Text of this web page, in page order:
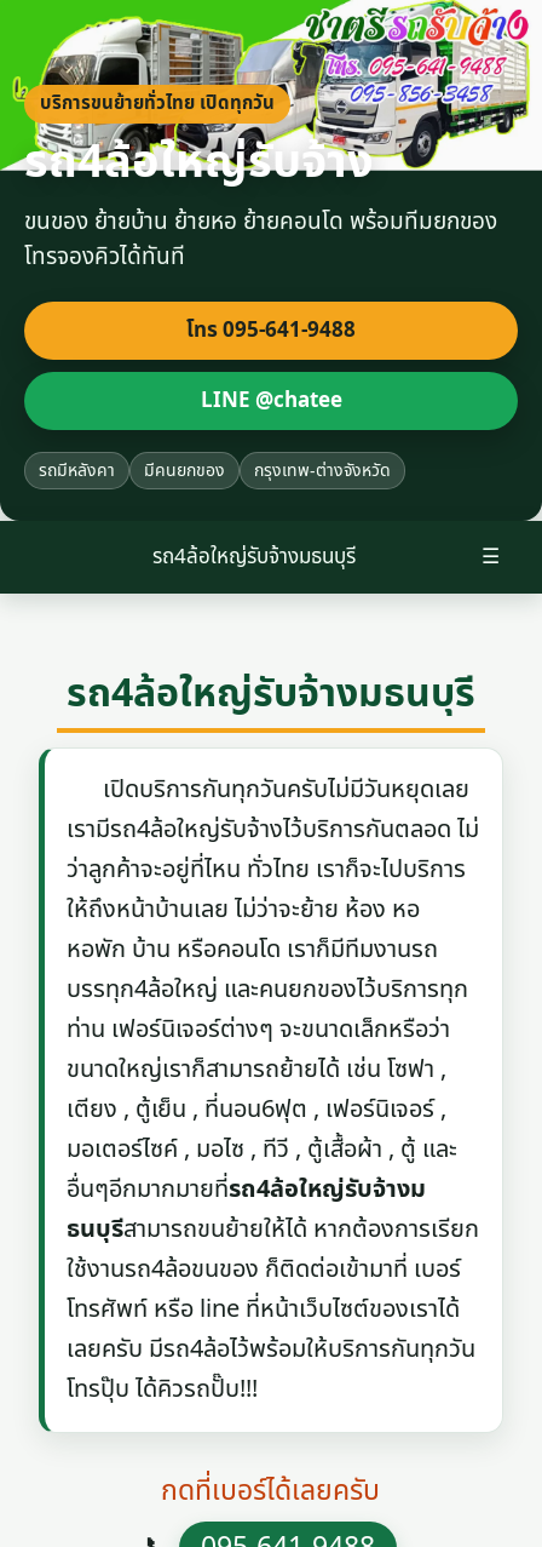
บริการขนย้ายทั่วไทย เปิดทุกวัน
รถ4ล้อใหญ่รับจ้าง
ขนของ ย้ายบ้าน ย้ายหอ ย้ายคอนโด พร้อมทีมยกของ
โทรจองคิวได้ทันที
โทร 095-641-9488
LINE @chatee
รถมีหลังคา มีคนยกของ กรุงเทพ-ต่างจังหวัด
☰
รถ4ล้อใหญ่รับจ้างมธนบุรี
รถ4ล้อใหญ่รับจ้างมธนบุรี
เปิดบริการกันทุกวันครับไม่มีวันหยุดเลย
เรามีรถ4ล้อใหญ่รับจ้างไว้บริการกันตลอด ไม่
ว่าลูกค้าจะอยู่ที่ไหน ทั่วไทย เราก็จะไปบริการ
ให้ถึงหน้าบ้านเลย ไม่ว่าจะย้าย ห้อง หอ
หอพัก บ้าน หรือคอนโด เราก็มีทีมงานรถ
บรรทุก4ล้อใหญ่ และคนยกของไว้บริการทุก
ท่าน เฟอร์นิเจอร์ต่างๆ จะขนาดเล็กหรือว่า
ขนาดใหญ่เราก็สามารถย้ายได้ เช่น โซฟา ,
เตียง , ตู้เย็น , ที่นอน6ฟุต , เฟอร์นิเจอร์ ,
มอเตอร์ไซค์ , มอไซ , ทีวี , ตู้เสื้อผ้า , ตู้ และ
อื่นๆอีกมากมายที่รถ4ล้อใหญ่รับจ้างม
ธนบุรีสามารถขนย้ายให้ได้ หากต้องการเรียก
ใช้งานรถ4ล้อขนของ ก็ติดต่อเข้ามาที่ เบอร์
โทรศัพท์ หรือ line ที่หน้าเว็บไซต์ของเราได้
เลยครับ มีรถ4ล้อไว้พร้อมให้บริการกันทุกวัน
โทรปุ๊บ ได้คิวรถปั๊บ!!!
กดที่เบอร์ได้เลยครับ